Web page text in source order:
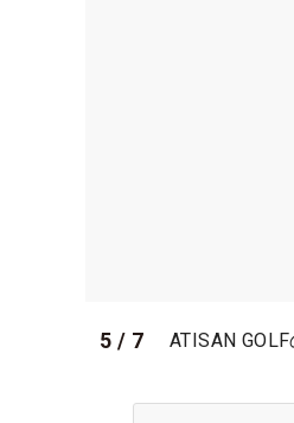
5 / 7 ATISAN